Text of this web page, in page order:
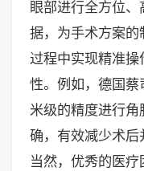
眼部进行全方位
据，为手术方案
过程中实现精准
性。例如，德国
米级的精度进行
确，有效减少术后
当然，优秀的医